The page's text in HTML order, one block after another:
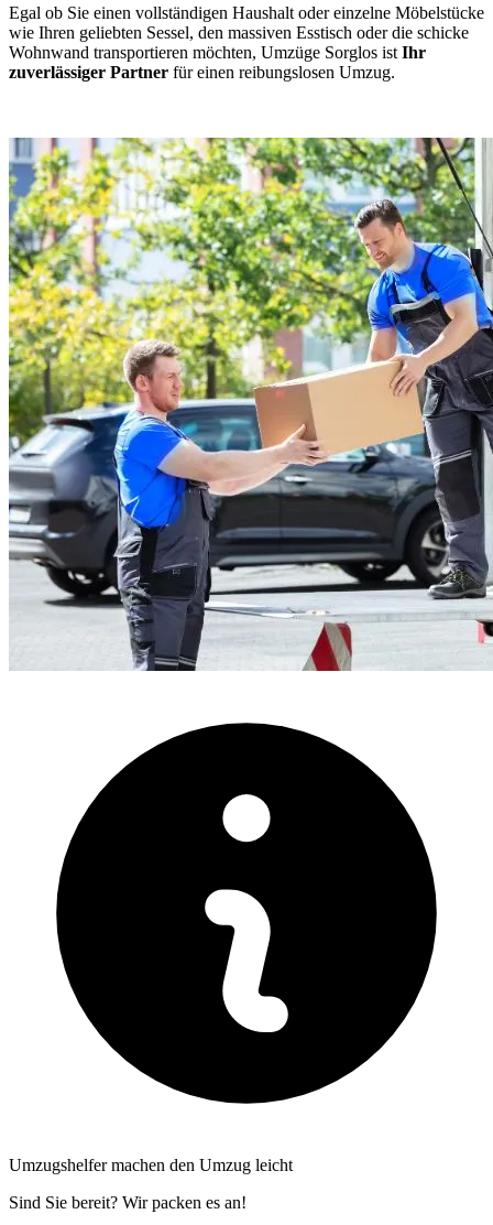
Egal ob Sie einen vollständigen Haushalt oder einzelne Möbelstücke
wie Ihren geliebten Sessel, den massiven Esstisch oder die schicke
Wohnwand transportieren möchten, Umzüge Sorglos ist Ihr
zuverlässiger Partner für einen reibungslosen Umzug.
Umzugshelfer machen den Umzug leicht
Sind Sie bereit? Wir packen es an!